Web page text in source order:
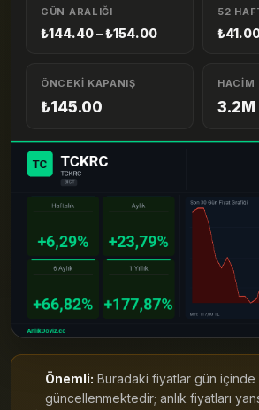
GÜN ARALIĞI
₺144.40 – ₺154.00
52
ÖNCEKI KAPANIŞ
₺145.00
HACIM
3.2M
Önemli: Buradaki fiyatlar gün
güncellenmektedir; anlık fiyatları